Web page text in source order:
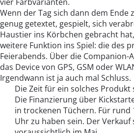
Wenn der Tag sich dann dem Ende
genug getextet, gespielt, sich
Haustier ins Körbchen gebracht
weitere Funktion ins Spiel: die des
Feierabends. Über die Companion-
das Device von GPS, GSM oder
Irgendwann ist ja auch mal Schluss.
Die Zeit für ein solches
Die Finanzierung über
in trockenen Tüchern. Für rund
Uhr zu haben sein. Der